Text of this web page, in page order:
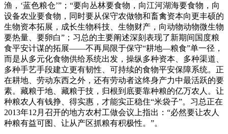
渔，‘蓝色粮仓’”；“要向丛林要食物，向江河湖海要食物，向
设备农业要食物，同时要从保守农做物和畜禽资本向更丰硕的
生物资本拓展，成长生物科技、生物财产，向动物动物微生物
要热量、要卵白”；习总的主要阐述深刻表现了新期间国度粮
食平安计谋的拓展——不再局限于保守“耕地—粮食”单一径，
而是从多元化食物供给系统出发，操纵多种资本、多种渠道、
多种手艺手段建立更有韧性、可持续的食物平安保障系统。正
在耕地、劳动东西之外，还有劳动者这终身产力中最活跃的要
素。藏粮于地、藏粮于技，归根到底要靠种粮的亿万农人。让
种粮农人有钱挣、得实惠，才能实正稳住“米袋子”。习总正在
2013年12月召开的地方农村工做会议上指出：“必然要让农人
种粮有益可图、让从产区抓粮有积极性。”。